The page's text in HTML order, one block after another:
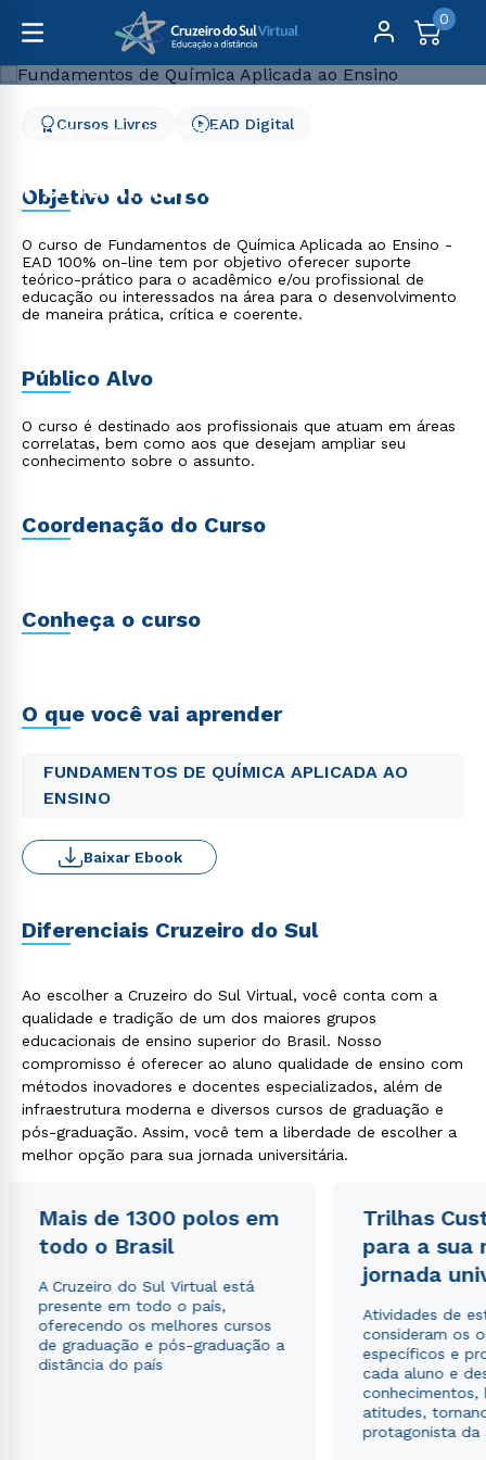
0
Cursos Livres
Educação
Fundamentos de Química
Aplicada ao Ensino
Cursos Livres EAD Digital
Objetivo do curso
O curso de Fundamentos de Química Aplicada ao Ensino -
EAD 100% on-line tem por objetivo oferecer suporte
teórico-prático para o acadêmico e/ou profissional de
educação ou interessados na área para o desenvolvimento
de maneira prática, crítica e coerente.
Público Alvo
O curso é destinado aos profissionais que atuam em áreas
correlatas, bem como aos que desejam ampliar seu
conhecimento sobre o assunto.
Coordenação do Curso
Conheça o curso
O que você vai aprender
FUNDAMENTOS DE QUÍMICA APLICADA AO
ENSINO
Baixar Ebook
Diferenciais Cruzeiro do Sul
Ao escolher a Cruzeiro do Sul Virtual, você conta com a
qualidade e tradição de um dos maiores grupos
educacionais de ensino superior do Brasil. Nosso
compromisso é oferecer ao aluno qualidade de ensino com
métodos inovadores e docentes especializados, além de
infraestrutura moderna e diversos cursos de graduação e
pós-graduação. Assim, você tem a liberdade de escolher a
melhor opção para sua jornada universitária.
Mais de 1300 polos em
todo o Brasil
A Cruzeiro do Sul Virtual está
presente em todo o país,
oferecendo os melhores cursos
de graduação e pós-graduação a
distância do país
Trilhas
para a sua
jornada
Atividades de
consideram os
específicos e
cada aluno e
conhecimentos,
atitudes,
protagonista da